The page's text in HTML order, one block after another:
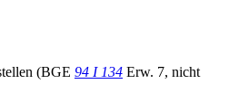
(BGE 94 I 134 Erw. 7, nicht